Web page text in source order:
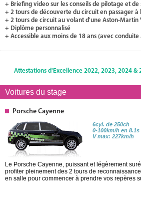
+ Briefing video sur les conseils de pilotage et de
+ 2 tours de découverte du circuit en passager à
+ 2 tours de circuit au volant d'une Aston-Martin
+ Diplôme personnalisé
+ Accessible aux moins de 18 ans (avec
Attestations d'Excellence 2022, 2023, 2024 &
Voitures du stage
Porsche Cayenne
6cyl. de 250ch
0-100km/h en 8.1s
V max: 227km/h
Le Porsche Cayenne, puissant et légèrement
profiter pleinement des 2 tours de
en salle pour commencer à prendre vos repères